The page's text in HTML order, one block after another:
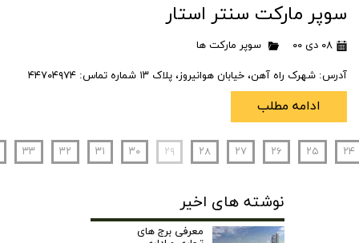
سوپر مارکت سنتر استار
۰۸ دی ۰۰ سوپر مارکت ها
آدرس: شهرک راه آهن، خیابان هوانیروز، پلاک ۱۳ شماره تماس: ۴۴۷۰۴۹۷۴
ادامه مطلب
۲۴ ۲۵ ۲۶ ۲۷ ۲۸ ۲۹ ۳۰ ۳۱ ۳۲ ۳۳
نوشته های اخیر
معرفی برج های